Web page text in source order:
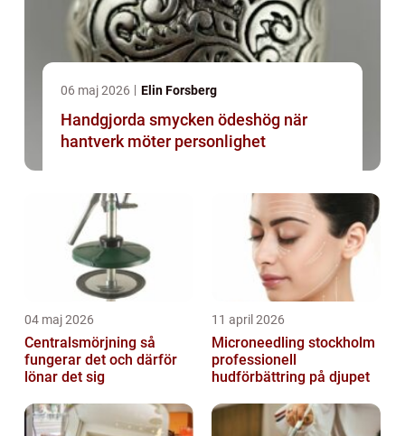
06 maj 2026 Elin Forsberg
Handgjorda smycken ödeshög när
hantverk möter personlighet
04 maj 2026
Centralsmörjning så
fungerar det och därför
lönar det sig
11 april 2026
Microneedling stockholm
professionell
hudförbättring på djupet